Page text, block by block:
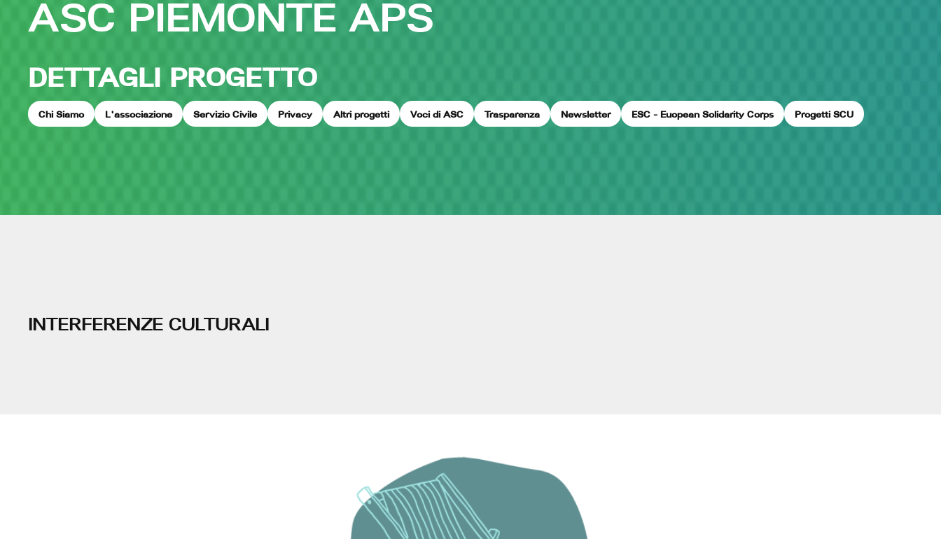
ASC PIEMONTE APS
DETTAGLI PROGETTO
Chi Siamo L'associazione Servizio Civile Privacy Altri progetti Voci di ASC Trasparenza Newsletter ESC - Euopean Solidarity Corps Progetti SCU
INTERFERENZE CULTURALI